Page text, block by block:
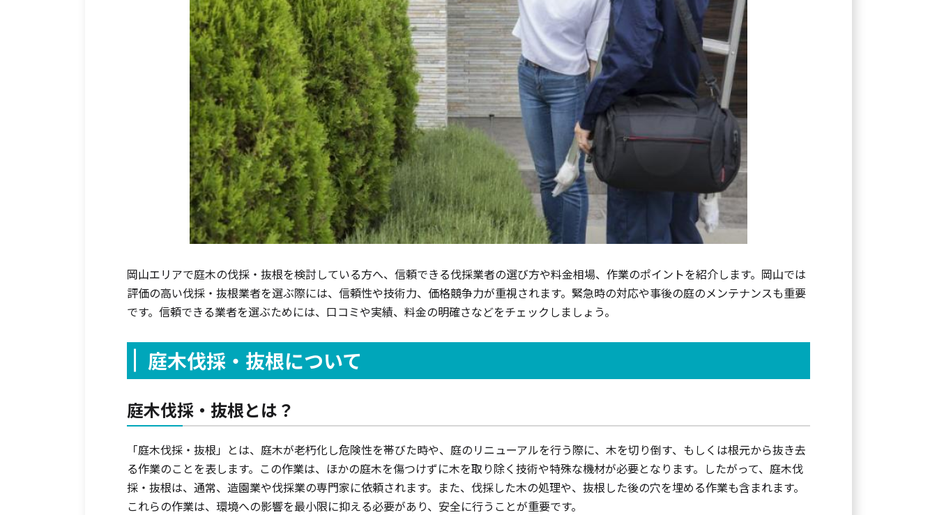
岡山エリアで庭木の伐採・抜根を検討している方へ、信頼できる伐採業者の選び方や料金相場、作業のポイントを紹介します。岡山では
評価の高い伐採・抜根業者を選ぶ際には、信頼性や技術力、価格競争力が重視されます。緊急時の対応や事後の庭のメンテナンスも重要
です。信頼できる業者を選ぶためには、口コミや実績、料金の明確さなどをチェックしましょう。
庭木伐採・抜根について
庭木伐採・抜根とは？
「庭木伐採・抜根」とは、庭木が老朽化し危険性を帯びた時や、庭のリニューアルを行う際に、木を切り倒す、もしくは根元から抜き去
る作業のことを表します。この作業は、ほかの庭木を傷つけずに木を取り除く技術や特殊な機材が必要となります。したがって、庭木伐
採・抜根は、通常、造園業や伐採業の専門家に依頼されます。また、伐採した木の処理や、抜根した後の穴を埋める作業も含まれます。
これらの作業は、環境への影響を最小限に抑える必要があり、安全に行うことが重要です。